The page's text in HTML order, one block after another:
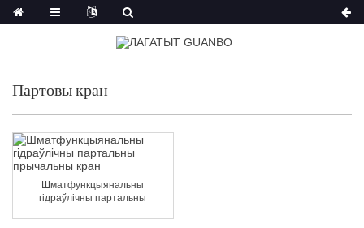
Партовы кран
Шматфункцыянальны
гідраўлічны партальны